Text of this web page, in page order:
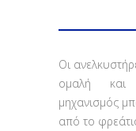
Οι
ομαλή και
μηχανισμός
από το